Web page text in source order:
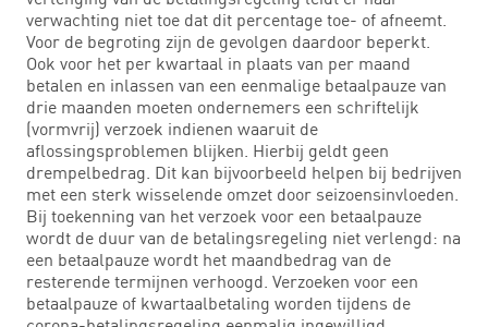
verwachting niet toe dat dit percentage toe- of afneemt.
Voor de begroting zijn de gevolgen daardoor beperkt.
Ook voor het per kwartaal in plaats van per maand
betalen en inlassen van een eenmalige betaalpauze van
drie maanden moeten ondernemers een schriftelijk
(vormvrij) verzoek indienen waaruit de
aflossingsproblemen blijken. Hierbij geldt geen
drempelbedrag. Dit kan bijvoorbeeld helpen bij bedrijven
met een sterk wisselende omzet door seizoensinvloeden.
Bij toekenning van het verzoek voor een betaalpauze
wordt de duur van de betalingsregeling niet verlengd: na
een betaalpauze wordt het maandbedrag van de
resterende termijnen verhoogd. Verzoeken voor een
betaalpauze of kwartaalbetaling worden tijdens de